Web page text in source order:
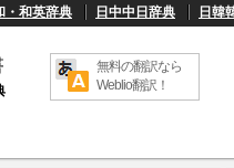
・和英辞典 日中中日辞典 日韓
無料の翻訳なら
Weblio翻訳！